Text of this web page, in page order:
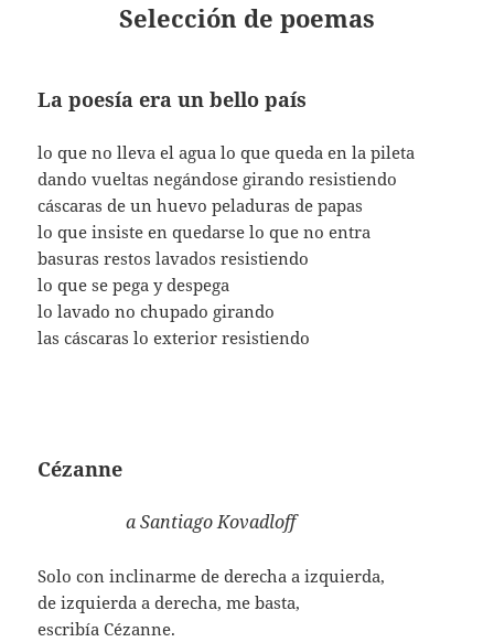
Selección de poemas
La poesía era un bello país
lo que no lleva el agua lo que queda en la pileta
dando vueltas negándose girando resistiendo
cáscaras de un huevo peladuras de papas
lo que insiste en quedarse lo que no entra
basuras restos lavados resistiendo
lo que se pega y despega
lo lavado no chupado girando
las cáscaras lo exterior resistiendo
Cézanne
a Santiago Kovadloff
Solo con inclinarme de derecha a izquierda,
de izquierda a derecha, me basta,
escribía Cézanne.